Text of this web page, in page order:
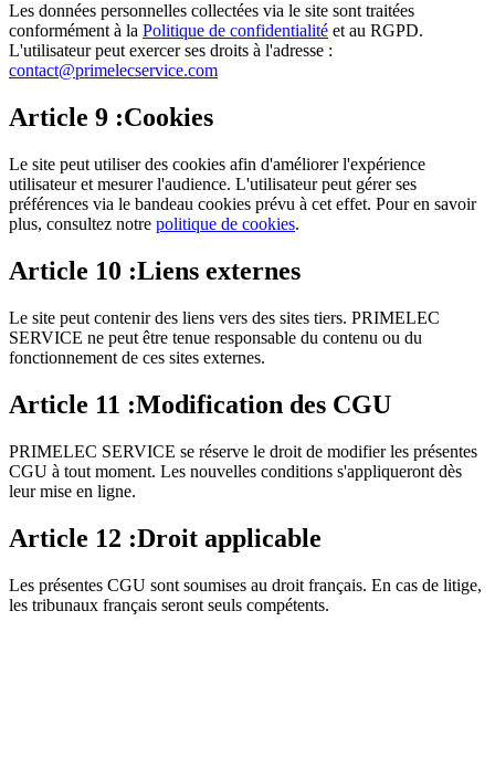
Les données personnelles collectées via le site sont traitées
conformément à la Politique de confidentialité et au RGPD.
L'utilisateur peut exercer ses droits à l'adresse :
contact@primelecservice.com
Article 9 :Cookies
Le site peut utiliser des cookies afin d'améliorer l'expérience
utilisateur et mesurer l'audience. L'utilisateur peut gérer ses
préférences via le bandeau cookies prévu à cet effet. Pour en savoir
plus, consultez notre politique de cookies.
Article 10 :Liens externes
Le site peut contenir des liens vers des sites tiers. PRIMELEC
SERVICE ne peut être tenue responsable du contenu ou du
fonctionnement de ces sites externes.
Article 11 :Modification des CGU
PRIMELEC SERVICE se réserve le droit de modifier les présentes
CGU à tout moment. Les nouvelles conditions s'appliqueront dès
leur mise en ligne.
Article 12 :Droit applicable
Les présentes CGU sont soumises au droit français. En cas de litige,
les tribunaux français seront seuls compétents.